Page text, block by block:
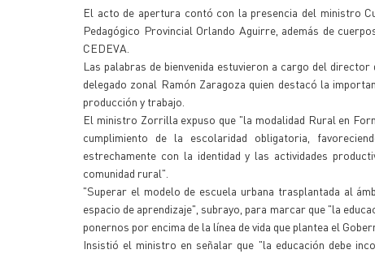
El acto de apertura contó con la presencia del ministro
Pedagógico Provincial Orlando Aguirre, además de
CEDEVA.
Las palabras de bienvenida estuvieron a cargo del
delegado zonal Ramón Zaragoza quien destacó la
producción y trabajo.
El ministro Zorrilla expuso que "la modalidad Rural en
cumplimiento de la escolaridad obligatoria,
estrechamente con la identidad y las actividades
comunidad rural".
"Superar el modelo de escuela urbana trasplantada al
espacio de aprendizaje", subrayo, para marcar que "la
ponernos por encima de la línea de vida que plantea el
Insistió el ministro en señalar que "la educación debe